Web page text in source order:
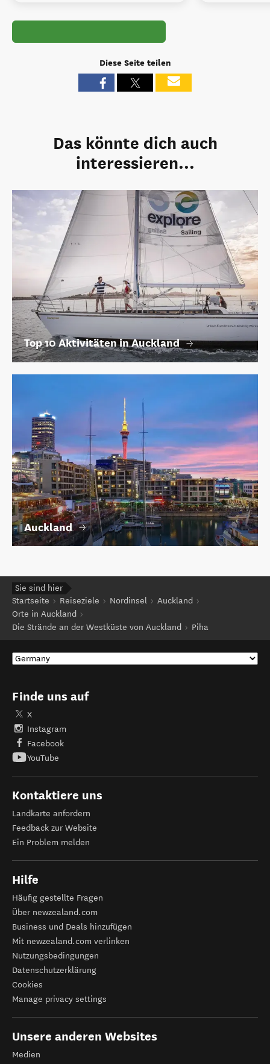
Diese Seite teilen
Das könnte dich auch
interessieren...
Top 10 Aktivitäten in Auckland
Auckland
Sie sind hier
Startseite
Reiseziele Nordinsel
Auckland
Orte in Auckland
Die Strände an der Westküste von Auckland
Piha
Finde uns auf
X
Instagram
Facebook
YouTube
Kontaktiere uns
Landkarte anfordern
Feedback zur Website
Ein Problem melden
Hilfe
Häufig gestellte Fragen
Über newzealand.com
Business und Deals hinzufügen
Mit newzealand.com verlinken
Nutzungsbedingungen
Datenschutzerklärung
Cookies
Manage privacy settings
Unsere anderen Websites
Medien